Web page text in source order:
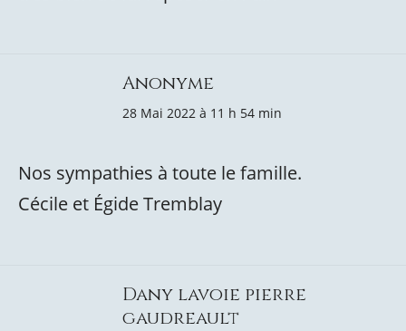
Anonyme
28 Mai 2022 à 11 h 54 min
Nos sympathies à toute le famille.
Cécile et Égide Tremblay
Dany lavoie pierre
gaudreault